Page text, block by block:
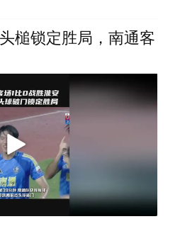
槌锁定胜局，南通客